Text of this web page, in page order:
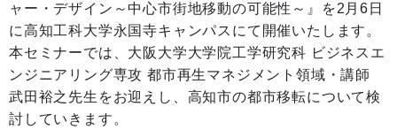
ャー・デザイン～中心市街地移動の可能性～』を2月6日
に高知工科大学永国寺キャンパスにて開催いたします。
本セミナーでは、大阪大学大学院工学研究科 ビジネスエ
ンジニアリング専攻 都市再生マネジメント領域・講師
武田裕之先生をお迎えし、高知市の都市移転について検
討していきます。